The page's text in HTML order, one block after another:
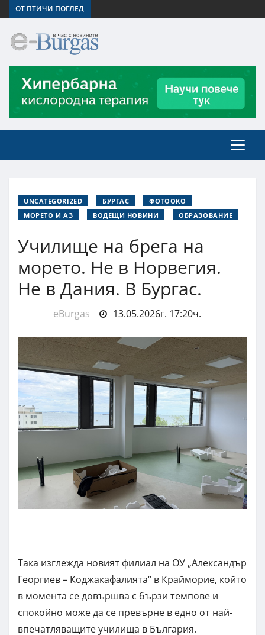
ОТ ПТИЧИ ПОГЛЕД
UNCATEGORIZED БУРГАС
ФОТООКО
МОРЕТО И АЗ
ВОДЕЩИ НОВИНИ ОБРАЗОВАНИЕ
Училище на брега на
морето. Не в Норвегия.
Не в Дания. В Бургас.
eBurgas 13.05.2026г. 17:20ч.
Така изглежда новият филиал на ОУ „Александър
Георгиев – Коджакафалията“ в Крайморие, който
в момента се довършва с бързи темпове и
спокойно може да се превърне в едно от най-
впечатляващите училища в България.